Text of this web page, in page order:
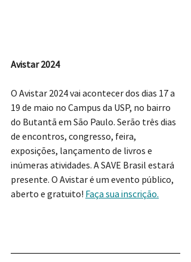
Avistar 2024
O Avistar 2024 vai acontecer dos dias 17 a
19 de maio no Campus da USP, no bairro
do Butantã em São Paulo. Serão três dias
de encontros, congresso, feira,
exposições, lançamento de livros e
inúmeras atividades. A SAVE Brasil estará
presente. O Avistar é um evento público,
aberto e gratuito! Faça sua inscrição.